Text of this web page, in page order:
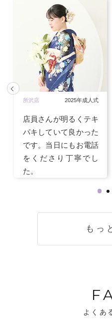
所沢店 2025年成人式
店員さんが明るくテキ
パキしていて良かった
です。当日にもお電話
をくださり丁寧でし
た。
もっ
よくあ